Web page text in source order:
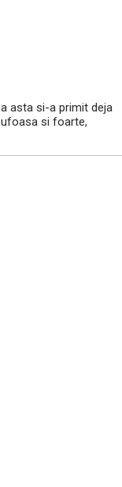
asta si-a primit deja
si foarte,